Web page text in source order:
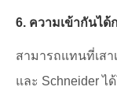
6. ความเข้ากันได้
สามารถแทนที่เสา
และ Schneider ไ